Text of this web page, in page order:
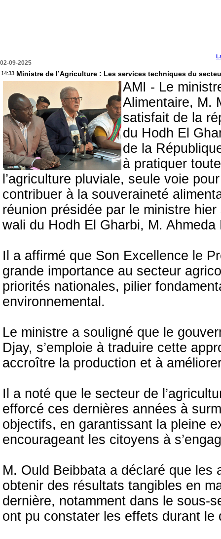
02-09-2025
14:33 Ministre de l’Agriculture : Les services techniques du
AMI - Le
Alimentaire, M.
satisfait de la
du Hodh El
de la
à pratiquer
l’agriculture pluviale, seule voie
contribuer à la souveraineté
réunion présidée par le ministre
wali du Hodh El Gharbi, M. Ahmeda
Il a affirmé que Son Excellence le
grande importance au secteur
priorités nationales, pilier
environnemental.
Le ministre a souligné que le
Djay, s’emploie à traduire cette
accroître la production et à
Il a noté que le secteur de
efforcé ces dernières années à
objectifs, en garantissant la pleine
encourageant les citoyens à
M. Ould Beibbata a déclaré que
obtenir des résultats tangibles en
dernière, notamment dans le sous-
ont pu constater les effets durant le